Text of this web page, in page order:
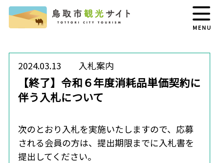
MENU
【終了】令和６年度消耗品単価契約に
伴う入札について
2024.03.13 入札案内
次のとおり入札を実施いたしますので、応募
される会員の方は、提出期限までに入札書を
提出してください。